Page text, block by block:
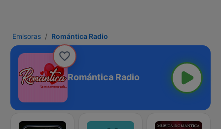
Emisoras Romántica Radio
Romántica Radio